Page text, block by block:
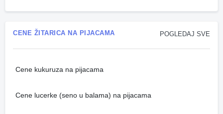
POGLEDAJ SVE
CENE ŽITARICA NA PIJACAMA
Cene kukuruza na pijacama
Cene lucerke (seno u balama) na pijacama